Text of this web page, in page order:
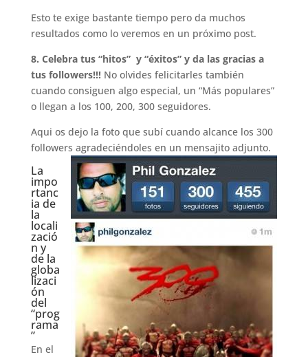
Esto te exige bastante tiempo pero da muchos
resultados como lo veremos en un próximo post.
8. Celebra tus “hitos” y “éxitos” y da las gracias a
tus followers!!! No olvides felicitarles también
cuando consiguen algo especial, un “Más populares”
o llegan a los 100, 200, 300 seguidores.
Aqui os dejo la foto que subí cuando alcance los 300
followers agradeciéndoles en un mensajito adjunto.
La
impo
rtanc
ia de
la
locali
zació
n y
de la
globa
lizaci
ón
del
“prog
rama
”
En el